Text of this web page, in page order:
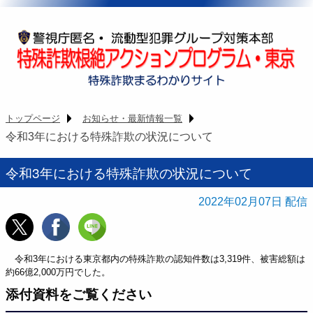
トップページ お知らせ・最新情報一覧
令和3年における特殊詐欺の状況について
令和3年における特殊詐欺の状況について
2022年02月07日
令和3年における東京都内の特殊詐欺の認知件数は3,319件、被害総額は
約66億2,000万円でした。
添付資料をご覧ください